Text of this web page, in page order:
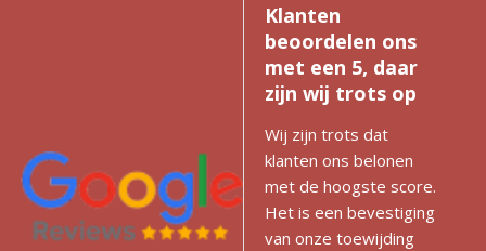
Klanten
beoordelen ons
met een 5, daar
zijn wij trots op
Wij zijn trots dat
klanten ons belonen
met de hoogste score.
Het is een bevestiging
van onze toewijding